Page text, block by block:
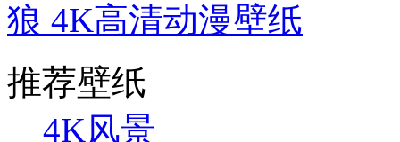
狼 4K高清动漫壁纸
推荐壁纸
4K风景